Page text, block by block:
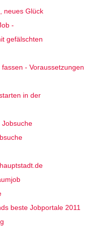
neues Glück
-
gefälschten
- Voraussetzungen
in der
Jobsuche
beste Jobportale 2011